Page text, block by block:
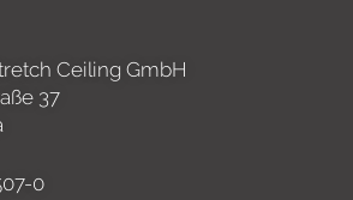
Ceiling GmbH
37
0